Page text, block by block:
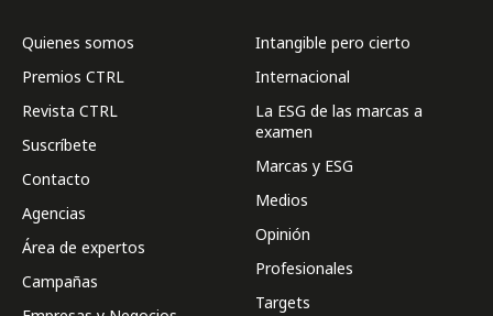
Quienes somos
Premios CTRL
Revista CTRL
Suscríbete
Contacto
Agencias
Área de expertos
Campañas
Intangible pero cierto
Internacional
La ESG de las marcas a
examen
Marcas y ESG
Medios
Opinión
Profesionales
Targets